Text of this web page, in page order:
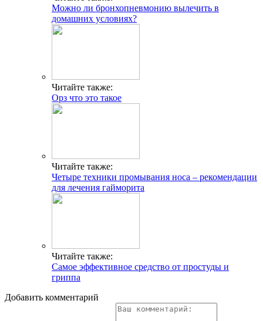
Можно ли бронхопневмонию вылечить в
домашних условиях?
Читайте также:
Орз что это такое
Читайте также:
Четыре техники промывания носа – рекомендации
для лечения гайморита
Читайте также:
Самое эффективное средство от простуды и
гриппа
Добавить комментарий